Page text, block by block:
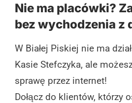
Nie ma placówki?
bez wychodzenia z
W Białej Piskiej nie ma
Kasie Stefczyka, ale
sprawę przez internet!
Dołącz do klientów, którzy